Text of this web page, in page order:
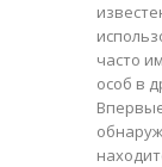
часто
особ в